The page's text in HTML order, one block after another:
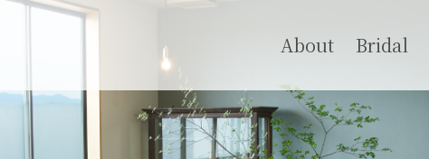
About Bridal